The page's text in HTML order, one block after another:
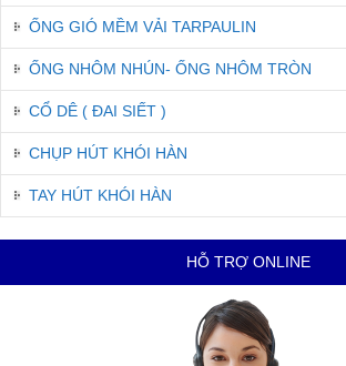
ỐNG GIÓ MỀM VẢI TARPAULIN
ỐNG NHÔM NHÚN- ỐNG NHÔM TRÒN
CỔ DÊ ( ĐAI SIẾT )
CHỤP HÚT KHÓI HÀN
TAY HÚT KHÓI HÀN
HỖ TRỢ ONLINE